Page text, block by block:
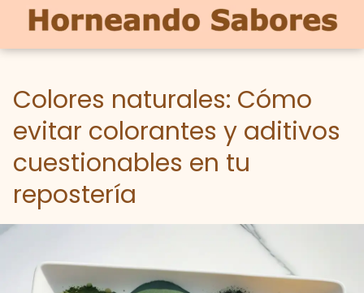
Colores naturales: Cómo
evitar colorantes y aditivos
cuestionables en tu
repostería